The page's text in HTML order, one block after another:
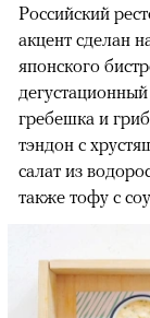
Российский
акцент сделан
японского
гребешка и
тэндон с
салат из
также тофу с